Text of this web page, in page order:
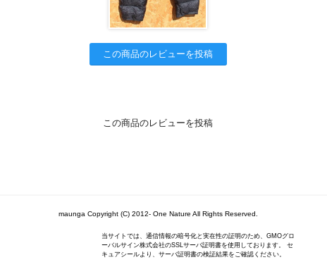
この商品のレビューを投稿
この商品のレビューを投稿
maunga Copyright (C) 2012- One Nature All Rights Reserved.
当サイトでは、通信情報の暗号化と実在性の証明のため、GMOグロ
ーバルサイン株式会社のSSLサーバ証明書を使用しております。 セ
キュアシールより、サーバ証明書の検証結果をご確認ください。